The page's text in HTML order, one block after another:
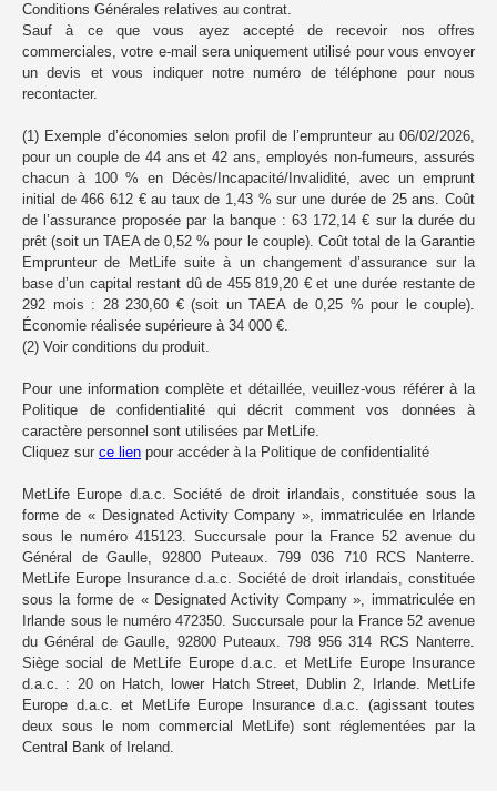
Conditions Générales relatives au contrat.
Sauf à ce que vous ayez accepté de recevoir nos offres
commerciales, votre e-mail sera uniquement utilisé pour vous envoyer
un devis et vous indiquer notre numéro de téléphone pour nous
recontacter.
(1) Exemple d’économies selon profil de l’emprunteur au 06/02/2026,
pour un couple de 44 ans et 42 ans, employés non-fumeurs, assurés
chacun à 100 % en Décès/Incapacité/Invalidité, avec un emprunt
initial de 466 612 € au taux de 1,43 % sur une durée de 25 ans. Coût
de l’assurance proposée par la banque : 63 172,14 € sur la durée du
prêt (soit un TAEA de 0,52 % pour le couple). Coût total de la Garantie
Emprunteur de MetLife suite à un changement d’assurance sur la
base d’un capital restant dû de 455 819,20 € et une durée restante de
292 mois : 28 230,60 € (soit un TAEA de 0,25 % pour le couple).
Économie réalisée supérieure à 34 000 €.
(2) Voir conditions du produit.
Pour une information complète et détaillée, veuillez-vous référer à la
Politique de confidentialité qui décrit comment vos données à
caractère personnel sont utilisées par MetLife.
Cliquez sur ce lien pour accéder à la Politique de confidentialité
MetLife Europe d.a.c. Société de droit irlandais, constituée sous la
forme de « Designated Activity Company », immatriculée en Irlande
sous le numéro 415123. Succursale pour la France 52 avenue du
Général de Gaulle, 92800 Puteaux. 799 036 710 RCS Nanterre.
MetLife Europe Insurance d.a.c. Société de droit irlandais, constituée
sous la forme de « Designated Activity Company », immatriculée en
Irlande sous le numéro 472350. Succursale pour la France 52 avenue
du Général de Gaulle, 92800 Puteaux. 798 956 314 RCS Nanterre.
Siège social de MetLife Europe d.a.c. et MetLife Europe Insurance
d.a.c. : 20 on Hatch, lower Hatch Street, Dublin 2, Irlande. MetLife
Europe d.a.c. et MetLife Europe Insurance d.a.c. (agissant toutes
deux sous le nom commercial MetLife) sont réglementées par la
Central Bank of Ireland.